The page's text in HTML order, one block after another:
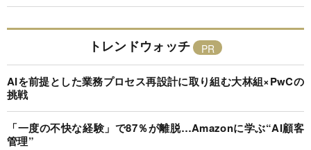
トレンドウォッチ
AIを前提とした業務プロセス再設計に取り組む大林組×PwCの
挑戦
「一度の不快な経験」で87％が離脱…Amazonに学ぶ“AI顧客
管理”